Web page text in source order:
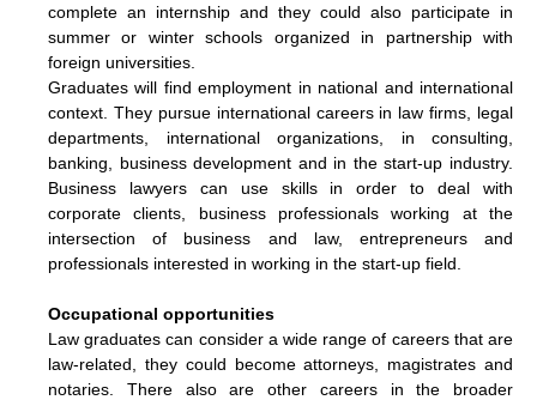
complete an internship and they could also participate in
summer or winter schools organized in partnership with
foreign universities.
Graduates will find employment in national and international
context. They pursue international careers in law firms, legal
departments, international organizations, in consulting,
banking, business development and in the start-up industry.
Business lawyers can use skills in order to deal with
corporate clients, business professionals working at the
intersection of business and law, entrepreneurs and
professionals interested in working in the start-up field.
Occupational opportunities
Law graduates can consider a wide range of careers that are
law-related, they could become attorneys, magistrates and
notaries. There also are other careers in the broader